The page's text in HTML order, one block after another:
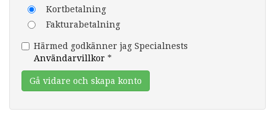
Kortbetalning
Fakturabetalning
Härmed godkänner jag Specialnests
Användarvillkor *
Gå vidare och skapa konto